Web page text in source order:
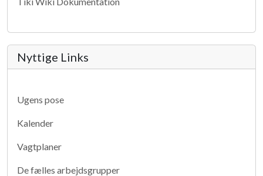
Nyttige Links
Ugens pose
Kalender
Vagtplaner
De fælles arbejdsgrupper